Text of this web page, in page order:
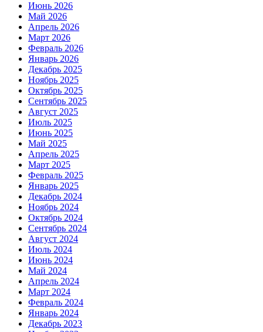
Июнь 2026
Май 2026
Апрель 2026
Март 2026
Февраль 2026
Январь 2026
Декабрь 2025
Ноябрь 2025
Октябрь 2025
Сентябрь 2025
Август 2025
Июль 2025
Июнь 2025
Май 2025
Апрель 2025
Март 2025
Февраль 2025
Январь 2025
Декабрь 2024
Ноябрь 2024
Октябрь 2024
Сентябрь 2024
Август 2024
Июль 2024
Июнь 2024
Май 2024
Апрель 2024
Март 2024
Февраль 2024
Январь 2024
Декабрь 2023